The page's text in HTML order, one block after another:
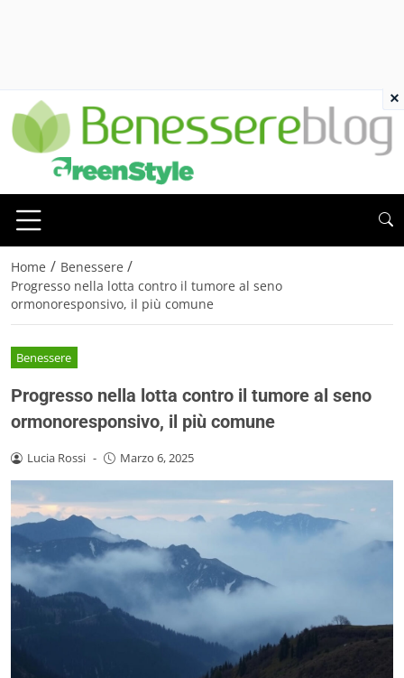
Home / Benessere /
Progresso nella lotta contro il tumore al seno
ormonoresponsivo, il più comune
Benessere
Progresso nella lotta contro il tumore al seno
ormonoresponsivo, il più comune
Lucia Rossi - Marzo 6, 2025
×